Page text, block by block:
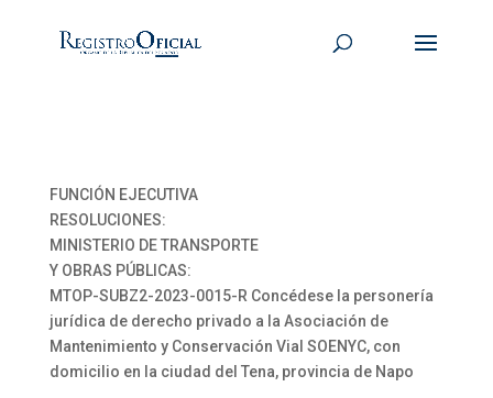
FUNCIÓN EJECUTIVA
RESOLUCIONES:
MINISTERIO DE TRANSPORTE
Y OBRAS PÚBLICAS:
MTOP-SUBZ2-2023-0015-R Concédese la personería
jurídica de derecho privado a la Asociación de
Mantenimiento y Conservación Vial SOENYC, con
domicilio en la ciudad del Tena, provincia de Napo